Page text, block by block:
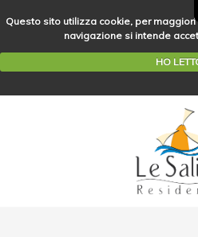
Questo sito utilizza cookie, per
navigazione si intende
HO